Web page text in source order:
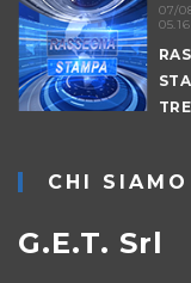
07/
05.16
CHI SIAMO
G.E.T. Srl